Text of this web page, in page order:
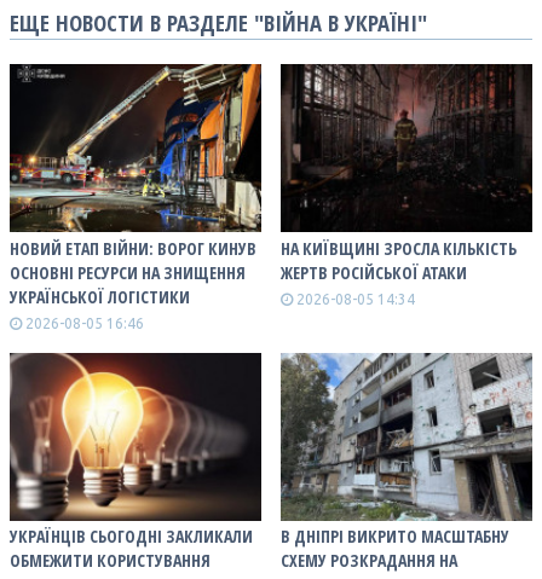
ЕЩЕ НОВОСТИ В РАЗДЕЛЕ "ВІЙНА В УКРАЇНІ"
НОВИЙ ЕТАП ВІЙНИ: ВОРОГ КИНУВ
ОСНОВНІ РЕСУРСИ НА ЗНИЩЕННЯ
УКРАЇНСЬКОЇ ЛОГІСТИКИ
2026-08-05 16:46
НА КИЇВЩИНІ ЗРОСЛА КІЛЬКІСТЬ
ЖЕРТВ РОСІЙСЬКОЇ АТАКИ
2026-08-05 14:34
УКРАЇНЦІВ СЬОГОДНІ ЗАКЛИКАЛИ
ОБМЕЖИТИ КОРИСТУВАННЯ
В ДНІПРІ ВИКРИТО МАСШТАБНУ
СХЕМУ РОЗКРАДАННЯ НА